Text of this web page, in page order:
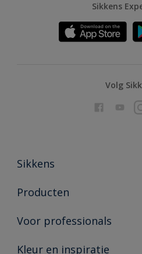
Sikkens
Volg
Sikkens
Over Sikkens
Duurzaamheid
Producten
Producten voor binnen
Vind je verkooppunt
Voor professionals
Advies & service
Kleur en inspiratie